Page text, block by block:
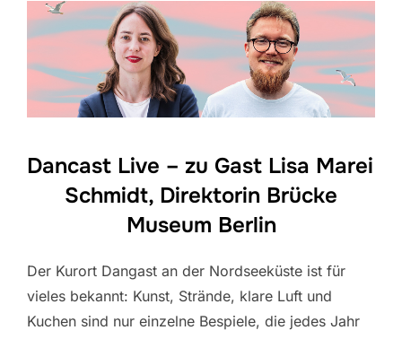
Dancast Live – zu Gast Lisa Marei
Schmidt, Direktorin Brücke
Museum Berlin
Der Kurort Dangast an der Nordseeküste ist für
vieles bekannt: Kunst, Strände, klare Luft und
Kuchen sind nur einzelne Bespiele, die jedes Jahr